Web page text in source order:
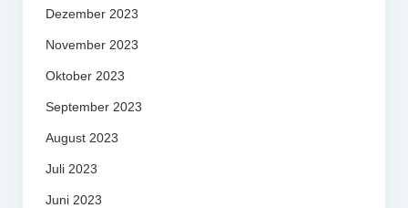
Dezember 2023
November 2023
Oktober 2023
September 2023
August 2023
Juli 2023
Juni 2023